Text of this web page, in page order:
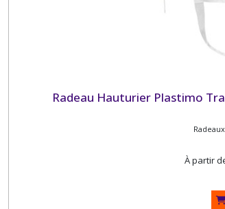
Radeau Hauturier Plastimo
À partir